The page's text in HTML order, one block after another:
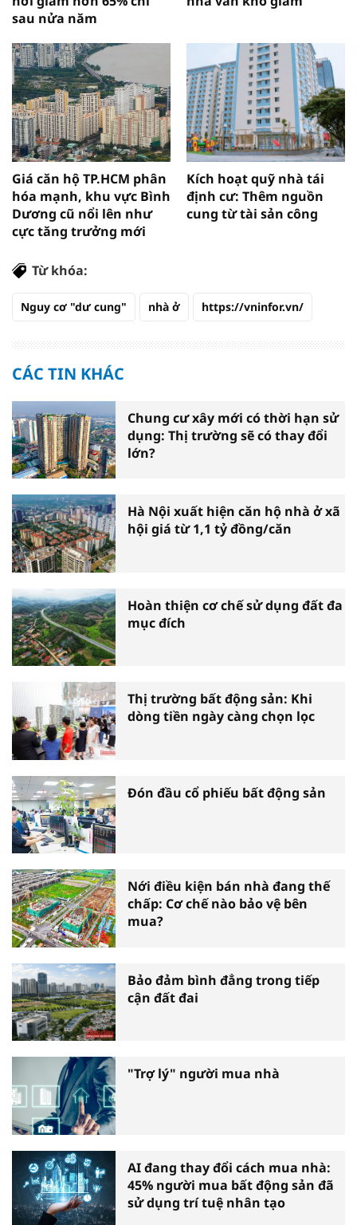
sau nửa năm
Giá căn hộ TP.HCM phân
hóa mạnh, khu vực Bình
Dương cũ nổi lên như
cực tăng trưởng mới
Kích hoạt quỹ nhà tái
định cư: Thêm nguồn
cung từ tài sản công
Từ khóa:
Nguy cơ "dư cung" nhà ở https://vninfor.vn/
CÁC TIN KHÁC
Chung cư xây mới có thời hạn sử
dụng: Thị trường sẽ có thay đổi
lớn?
Hà Nội xuất hiện căn hộ nhà ở xã
hội giá từ 1,1 tỷ đồng/căn
Hoàn thiện cơ chế sử dụng đất đa
mục đích
Thị trường bất động sản: Khi
dòng tiền ngày càng chọn lọc
Đón đầu cổ phiếu bất động sản
Nới điều kiện bán nhà đang thế
chấp: Cơ chế nào bảo vệ bên
mua?
Bảo đảm bình đẳng trong tiếp
cận đất đai
"Trợ lý" người mua nhà
AI đang thay đổi cách mua nhà:
45% người mua bất động sản đã
sử dụng trí tuệ nhân tạo